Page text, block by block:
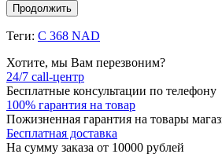
Продолжить
Теги: C 368 NAD
Хотите, мы Вам перезвоним?
24/7 call-центр
Бесплатные консультации по телефону
100% гарантия на товар
Пожизненная гарантия на товары
Бесплатная доставка
На сумму заказа от 10000 рублей